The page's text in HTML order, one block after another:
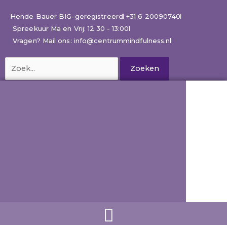
naar
inhoud
Hende Bauer BIG-geregistreerd +31 6 20090740
Spreekuur Ma en Vrij: 12:30 - 13:00
Vragen? Mail ons: info@centrummindfulness.nl
naar: